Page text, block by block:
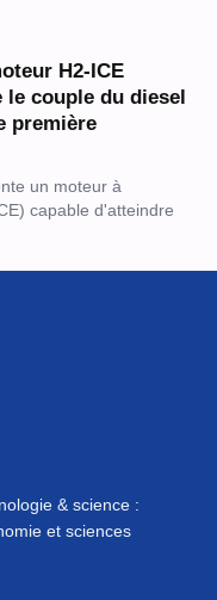
H2-ICE
couple du diesel
première
un moteur à
capable d'atteindre
& science :
et sciences